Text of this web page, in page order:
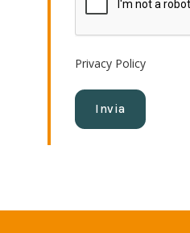
Privacy Policy